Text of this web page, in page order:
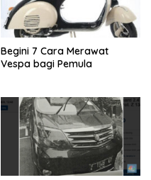
Begini 7 Cara Merawat
Vespa bagi Pemula